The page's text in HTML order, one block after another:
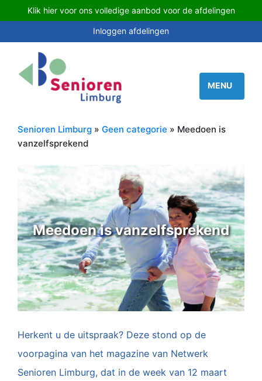
Klik hier voor ons volledige aanbod voor de afdelingen
Inloggen afdelingen
Senioren Limburg » Geen categorie » Meedoen is
vanzelfsprekend
Meedoen is vanzelfsprekend
Herkent u de uitspraak? Deze stond op de
voorpagina van het magazine van Netwerk
Senioren Limburg, dat in de week van 12 maart